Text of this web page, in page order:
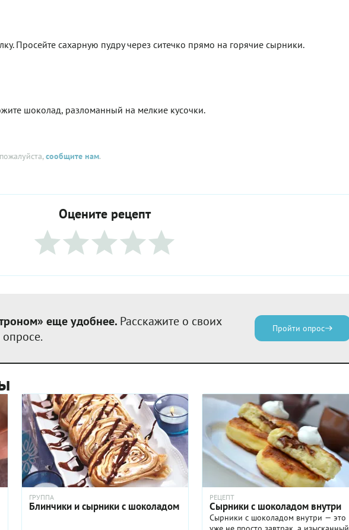
Просейте сахарную пудру через ситечко прямо на горячие сырники.
шоколад, разломанный на мелкие кусочки.
сообщите нам.
Оцените рецепт
еще удобнее. Расскажите о своих
Пройти опрос
ГРУППА
Блинчики и сырники с шоколадом
РЕЦЕПТ
Сырники с шоколадом внутри
Сырники с шоколадом внутри — это